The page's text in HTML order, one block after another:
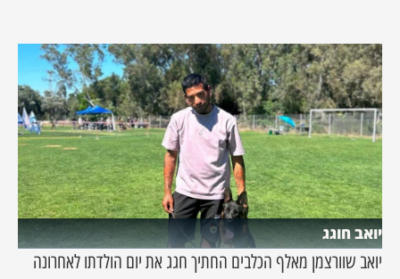
יואב חוגג
יואב שוורצמן מאלף הכלבים החתיך חגג את יום הולדתו לאחרונה